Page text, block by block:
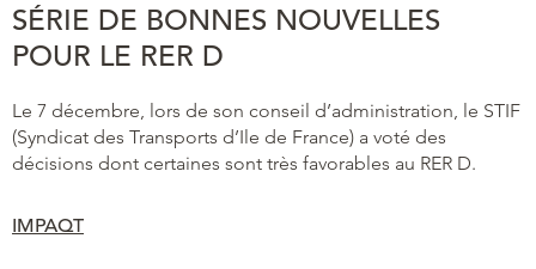
SÉRIE DE BONNES NOUVELLES
POUR LE RER D
Le 7 décembre, lors de son conseil d’administration, le STIF
(Syndicat des Transports d’Ile de France) a voté des
décisions dont certaines sont très favorables au RER D.
IMPAQT